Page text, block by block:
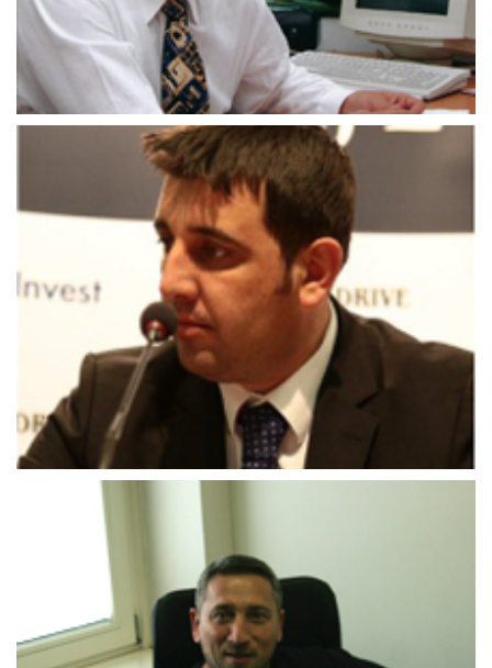
Mirzet_Gadžo
Kenan_Gadžo